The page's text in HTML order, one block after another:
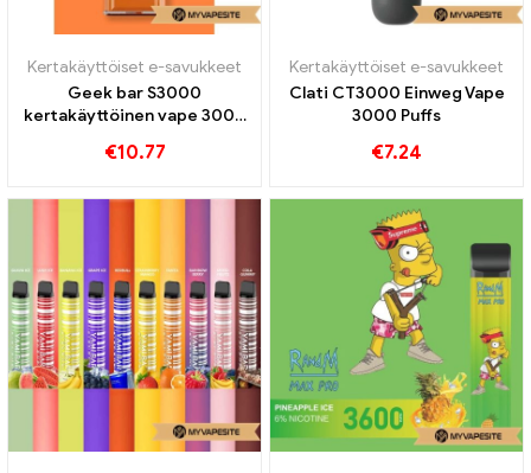
Kertakäyttöiset e-savukkeet
Geek bar S3000
kertakäyttöinen vape 3000
€10.77
Kertakäyttöiset e-savukkeet
Clati CT3000 Einweg Vape
3000 Puffs
€7.24